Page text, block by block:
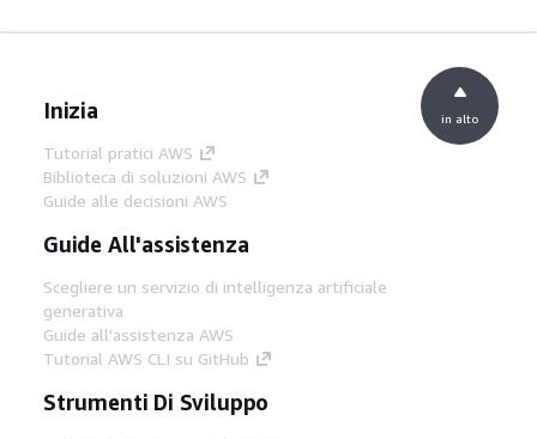
Inizia
Tutorial pratici AWS
Biblioteca di soluzioni AWS
Guide alle decisioni AWS
Guide All'assistenza
Scegliere un servizio di intelligenza artificiale
generativa
Guide all'assistenza AWS
Tutorial AWS CLI su GitHub
Strumenti Di Sviluppo
in alto